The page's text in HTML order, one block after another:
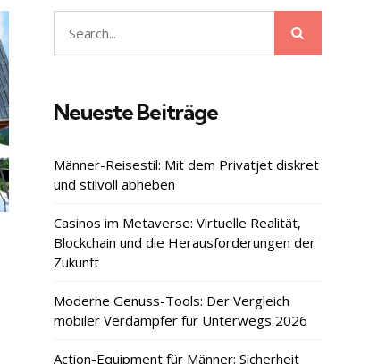
Search
for:
Neueste Beiträge
Männer-Reisestil: Mit dem Privatjet diskret
und stilvoll abheben
Casinos im Metaverse: Virtuelle Realität,
Blockchain und die Herausforderungen der
Zukunft
Moderne Genuss-Tools: Der Vergleich
mobiler Verdampfer für Unterwegs 2026
Action-Equipment für Männer: Sicherheit